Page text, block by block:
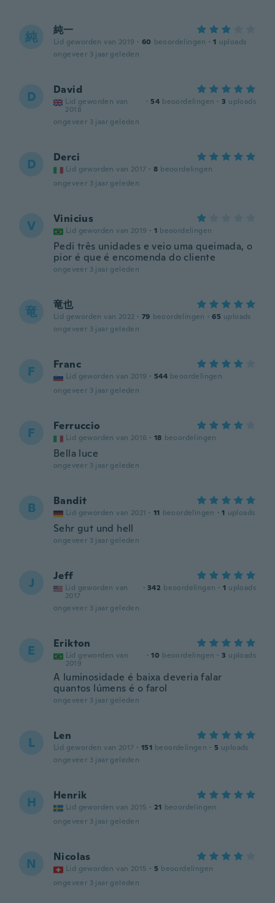
純 純一
Lid geworden van 2019 · 60 beoordelingen · 1 uploads
ongeveer 3 jaar geleden
D David
Lid geworden van
2018
· 54 beoordelingen · 3 uploads
ongeveer 3 jaar geleden
D Derci
Lid geworden van 2017 · 8 beoordelingen
ongeveer 3 jaar geleden
V Vinicius
Lid geworden van 2019 · 1 beoordelingen
Pedi três unidades e veio uma queimada, o
pior é que é encomenda do cliente
ongeveer 3 jaar geleden
竜 竜也
Lid geworden van 2022 · 79 beoordelingen · 65 uploads
ongeveer 3 jaar geleden
F Franc
Lid geworden van 2019 · 544 beoordelingen
ongeveer 3 jaar geleden
F Ferruccio
Lid geworden van 2016 · 18 beoordelingen
Bella luce
ongeveer 3 jaar geleden
B Bandit
Lid geworden van 2021 · 11 beoordelingen · 1 uploads
Sehr gut und hell
ongeveer 3 jaar geleden
J Jeff
Lid geworden van
2017
· 342 beoordelingen · 1 uploads
ongeveer 3 jaar geleden
E Erikton
Lid geworden van
2019
· 10 beoordelingen · 3 uploads
A luminosidade é baixa deveria falar
quantos lúmens é o farol
ongeveer 3 jaar geleden
L Len
Lid geworden van 2017 · 151 beoordelingen · 5 uploads
ongeveer 3 jaar geleden
H Henrik
Lid geworden van 2015 · 21 beoordelingen
ongeveer 3 jaar geleden
N Nicolas
Lid geworden van 2015 · 5 beoordelingen
ongeveer 3 jaar geleden